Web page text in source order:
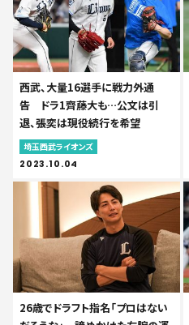
西武、大量16選手に戦力外通
告 ドラ1齊藤大も…公文は引
退、張奕は現役続行を希望
埼玉西武ライオンズ
2023.10.04
26歳でドラフト指名「プロはない